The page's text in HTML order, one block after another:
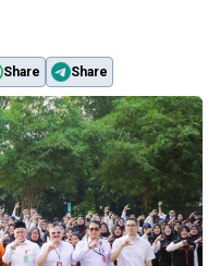
Share Share